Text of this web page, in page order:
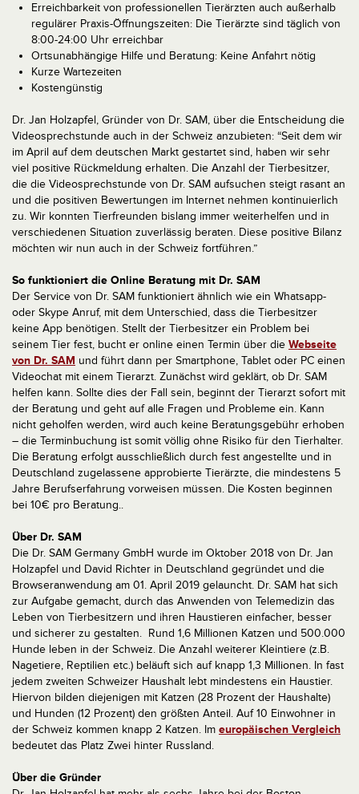
Erreichbarkeit von professionellen Tierärzten auch außerhalb
regulärer Praxis-Öffnungszeiten: Die Tierärzte sind täglich von
8:00-24:00 Uhr erreichbar
Ortsunabhängige Hilfe und Beratung: Keine Anfahrt nötig
Kurze Wartezeiten
Kostengünstig
Dr. Jan Holzapfel, Gründer von Dr. SAM, über die Entscheidung die
Videosprechstunde auch in der Schweiz anzubieten: “Seit dem wir
im April auf dem deutschen Markt gestartet sind, haben wir sehr
viel positive Rückmeldung erhalten. Die Anzahl der Tierbesitzer,
die die Videosprechstunde von Dr. SAM aufsuchen steigt rasant an
und die positiven Bewertungen im Internet nehmen kontinuierlich
zu. Wir konnten Tierfreunden bislang immer weiterhelfen und in
verschiedenen Situation zuverlässig beraten. Diese positive Bilanz
möchten wir nun auch in der Schweiz fortführen.”
So funktioniert die Online Beratung mit Dr. SAM
Der Service von Dr. SAM funktioniert ähnlich wie ein Whatsapp-
oder Skype Anruf, mit dem Unterschied, dass die Tierbesitzer
keine App benötigen. Stellt der Tierbesitzer ein Problem bei
seinem Tier fest, bucht er online einen Termin über die Webseite
von Dr. SAM und führt dann per Smartphone, Tablet oder PC einen
Videochat mit einem Tierarzt. Zunächst wird geklärt, ob Dr. SAM
helfen kann. Sollte dies der Fall sein, beginnt der Tierarzt sofort mit
der Beratung und geht auf alle Fragen und Probleme ein. Kann
nicht geholfen werden, wird auch keine Beratungsgebühr erhoben
– die Terminbuchung ist somit völlig ohne Risiko für den Tierhalter.
Die Beratung erfolgt ausschließlich durch fest angestellte und in
Deutschland zugelassene approbierte Tierärzte, die mindestens 5
Jahre Berufserfahrung vorweisen müssen. Die Kosten beginnen
bei 10€ pro Beratung..
Über Dr. SAM
Die Dr. SAM Germany GmbH wurde im Oktober 2018 von Dr. Jan
Holzapfel und David Richter in Deutschland gegründet und die
Browseranwendung am 01. April 2019 gelauncht. Dr. SAM hat sich
zur Aufgabe gemacht, durch das Anwenden von Telemedizin das
Leben von Tierbesitzern und ihren Haustieren einfacher, besser
und sicherer zu gestalten. Rund 1,6 Millionen Katzen und 500.000
Hunde leben in der Schweiz. Die Anzahl weiterer Kleintiere (z.B.
Nagetiere, Reptilien etc.) beläuft sich auf knapp 1,3 Millionen. In fast
jedem zweiten Schweizer Haushalt lebt mindestens ein Haustier.
Hiervon bilden diejenigen mit Katzen (28 Prozent der Haushalte)
und Hunden (12 Prozent) den größten Anteil. Auf 10 Einwohner in
der Schweiz kommen knapp 2 Katzen. Im europäischen Vergleich
bedeutet das Platz Zwei hinter Russland.
Über die Gründer